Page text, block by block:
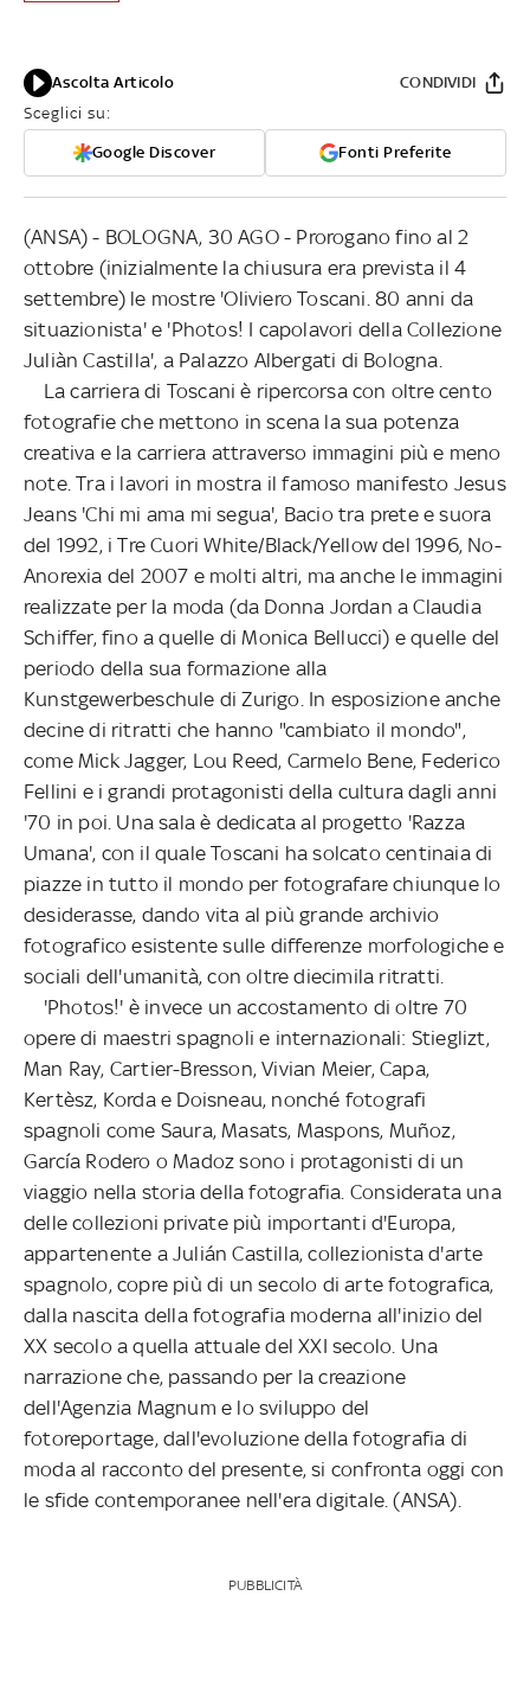
Ascolta Articolo
Sceglici su:
Google Discover Fonti Preferite
CONDIVIDI
(ANSA) - BOLOGNA, 30 AGO - Prorogano fino al 2
ottobre (inizialmente la chiusura era prevista il 4
settembre) le mostre 'Oliviero Toscani. 80 anni da
situazionista' e 'Photos! I capolavori della Collezione
Juliàn Castilla', a Palazzo Albergati di Bologna.
La carriera di Toscani è ripercorsa con oltre cento
fotografie che mettono in scena la sua potenza
creativa e la carriera attraverso immagini più e meno
note. Tra i lavori in mostra il famoso manifesto Jesus
Jeans 'Chi mi ama mi segua', Bacio tra prete e suora
del 1992, i Tre Cuori White/Black/Yellow del 1996, No-
Anorexia del 2007 e molti altri, ma anche le immagini
realizzate per la moda (da Donna Jordan a Claudia
Schiffer, fino a quelle di Monica Bellucci) e quelle del
periodo della sua formazione alla
Kunstgewerbeschule di Zurigo. In esposizione anche
decine di ritratti che hanno "cambiato il mondo",
come Mick Jagger, Lou Reed, Carmelo Bene, Federico
Fellini e i grandi protagonisti della cultura dagli anni
'70 in poi. Una sala è dedicata al progetto 'Razza
Umana', con il quale Toscani ha solcato centinaia di
piazze in tutto il mondo per fotografare chiunque lo
desiderasse, dando vita al più grande archivio
fotografico esistente sulle differenze morfologiche e
sociali dell'umanità, con oltre diecimila ritratti.
'Photos!' è invece un accostamento di oltre 70
opere di maestri spagnoli e internazionali: Stieglizt,
Man Ray, Cartier-Bresson, Vivian Meier, Capa,
Kertèsz, Korda e Doisneau, nonché fotografi
spagnoli come Saura, Masats, Maspons, Muñoz,
García Rodero o Madoz sono i protagonisti di un
viaggio nella storia della fotografia. Considerata una
delle collezioni private più importanti d'Europa,
appartenente a Julián Castilla, collezionista d'arte
spagnolo, copre più di un secolo di arte fotografica,
dalla nascita della fotografia moderna all'inizio del
XX secolo a quella attuale del XXI secolo. Una
narrazione che, passando per la creazione
dell'Agenzia Magnum e lo sviluppo del
fotoreportage, dall'evoluzione della fotografia di
moda al racconto del presente, si confronta oggi con
le sfide contemporanee nell'era digitale. (ANSA).
PUBBLICITÀ